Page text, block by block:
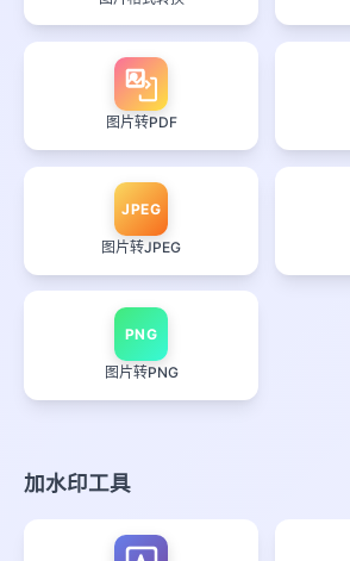
图片转PDF
JPEG
图片转JPEG
PNG
图片转PNG
加水印工具